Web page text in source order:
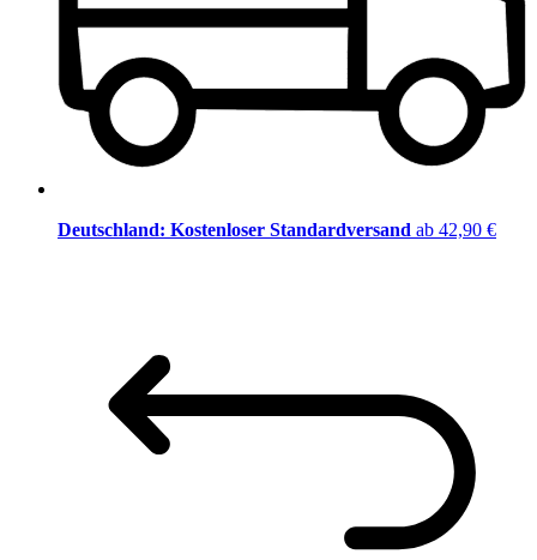
Deutschland: Kostenloser Standardversand ab 42,90 €